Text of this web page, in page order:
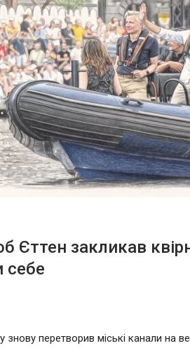
Єттен закликав
себе
перетворив міські канали на